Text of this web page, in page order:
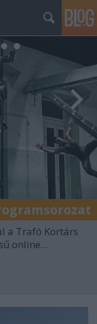
a Trafó Kortárs
online...